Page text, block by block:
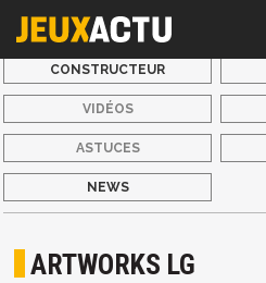
CONSTRUCTEUR
VIDÉOS
ASTUCES
NEWS
ARTWORKS LG